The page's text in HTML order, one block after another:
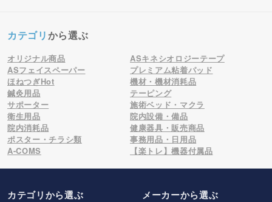
カテゴリから選ぶ
オリジナル商品
ASキネシオロジーテープ
ASフェイスペーパー
プレミアム粘着パッド
ほねつぎHot
機材・機材消耗品
鍼灸用品
テーピング
サポーター
施術ベッド・マクラ
衛生用品
院内設備・備品
院内消耗品
健康器具・販売商品
ポスター・チラシ類
事務用品・日用品
A-COMS
【楽トレ】機器付属品
カテゴリから選ぶ メーカーから選ぶ